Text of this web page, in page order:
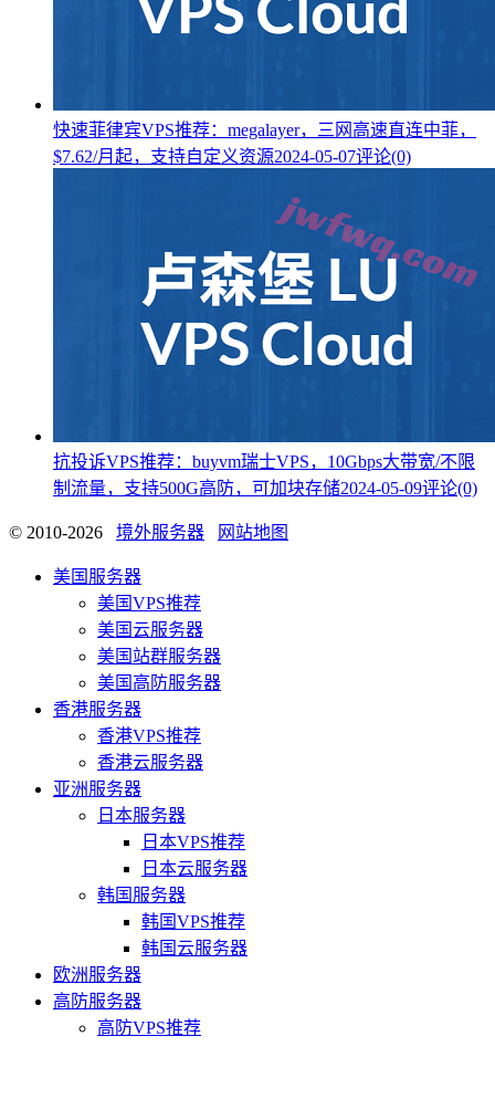
快速菲律宾VPS推荐：megalayer，三网高速直连中菲，
$7.62/月起，支持自定义资源2024-05-07评论(0)
抗投诉VPS推荐：buyvm瑞士VPS，10Gbps大带宽/不限
制流量，支持500G高防，可加块存储2024-05-09评论(0)
© 2010-2026 境外服务器 网站地图
美国服务器
美国VPS推荐
美国云服务器
美国站群服务器
美国高防服务器
香港服务器
香港VPS推荐
香港云服务器
亚洲服务器
日本服务器
日本VPS推荐
日本云服务器
韩国服务器
韩国VPS推荐
韩国云服务器
欧洲服务器
高防服务器
高防VPS推荐